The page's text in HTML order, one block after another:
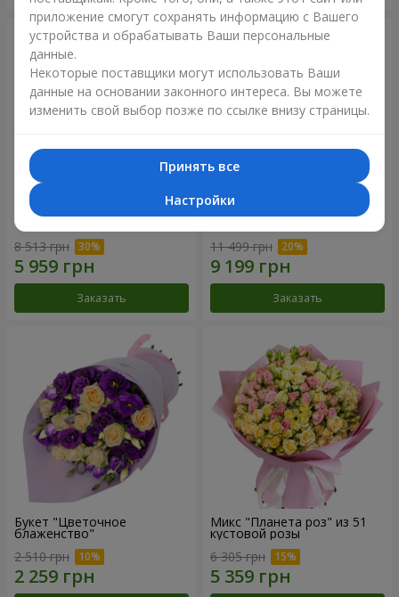
Букет "Сила Любви!"
8 513 грн
Заказать
Романтический букет
11 499 грн
Заказать
Букет "Цветочное
блаженство"
2 510 грн
Микс "Планета роз" из 51
кустовой розы
6 305 грн
приложение смогут сохранять информацию с Вашего
устройства и обрабатывать Ваши персональные
данные.
Некоторые поставщики могут использовать Ваши
данные на основании законного интереса. Вы можете
изменить свой выбор позже по ссылке внизу страницы.
Принять все
Настройки